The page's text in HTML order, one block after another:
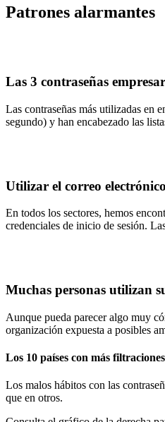
Patrones alarmantes
Las 3 contraseñas
Las contraseñas más utilizadas en
segundo) y han encabezado las
Utilizar el correo
En todos los sectores, hemos
credenciales de inicio de sesión.
Muchas personas utilizan
Aunque pueda parecer algo muy
organización expuesta a posibles
Los 10 países con más
Los malos hábitos con las
que en otros.